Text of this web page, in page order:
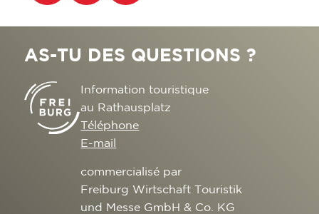
AS-TU DES QUESTIONS ?
Information touristique
au Rathausplatz
Téléphone
E-mail
commercialisé par
Freiburg Wirtschaft Touristik
und Messe GmbH & Co. KG